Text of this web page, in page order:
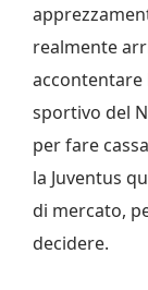
realmente
accontentare
sportivo del
per fare
la Juventus
di mercato,
decidere.